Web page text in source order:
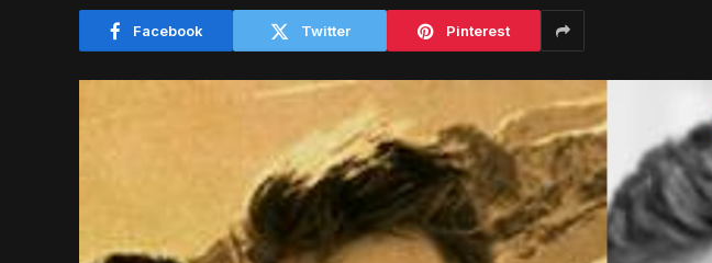
Facebook Twitter Pinterest